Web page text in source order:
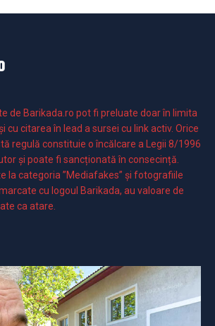
de Barikada.ro pot fi preluate doar în limita
cu citarea în lead a sursei cu link activ. Orice
regulă constituie o încălcare a Legii 8/1996
și poate fi sancționată în consecință.
la categoria ”Mediafakes” și fotografiile
cu logoul Barikada, au valoare de
ca atare.